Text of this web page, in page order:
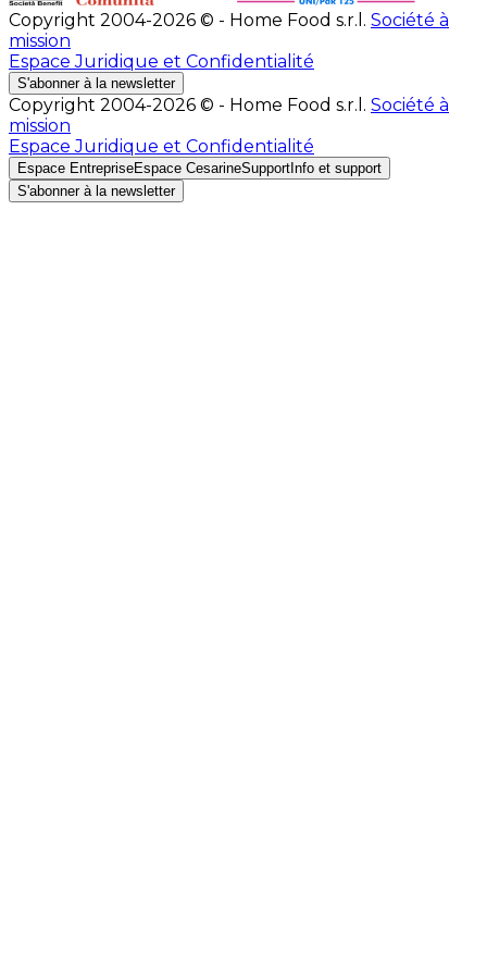
Copyright 2004-2026 © - Home Food s.r.l. Société à
mission
Espace Juridique et Confidentialité
S'abonner à la newsletter
Copyright 2004-2026 © - Home Food s.r.l. Société à
mission
Espace Juridique et Confidentialité
Espace EntrepriseEspace CesarineSupport Info et support
S'abonner à la newsletter